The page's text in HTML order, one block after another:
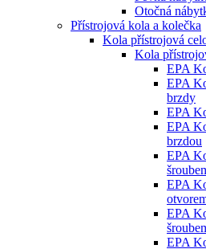
Otočná
Přístrojová kola a kolečka
Kola přístrojová
Kola
EPA
EPA
brzdy
EPA
EPA
brzdou
EPA
EPA
EPA
EPA